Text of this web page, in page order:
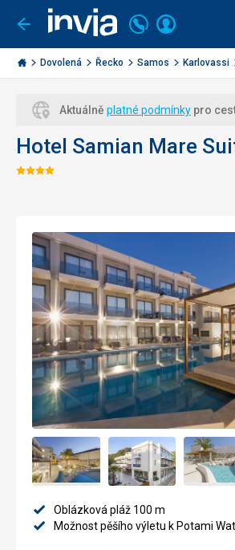
Jít
zpět
Invia.cz
Volejte
226
000
284
Přihlásit
Dovolená Řecko Samos Karlovassi
Aktuálně platné podmínky pro
Hotel Samian Mare
Hodnocení:
Oblázková pláž 100 m
Možnost pěšího výletu k Potami